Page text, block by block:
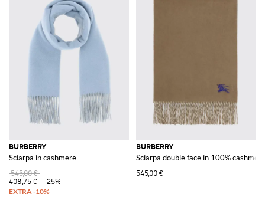
BURBERRY
Sciarpa in cashmere
545,00 €
408,75 €
-25%
BURBERRY
Sciarpa double face in 100%
545,00 €